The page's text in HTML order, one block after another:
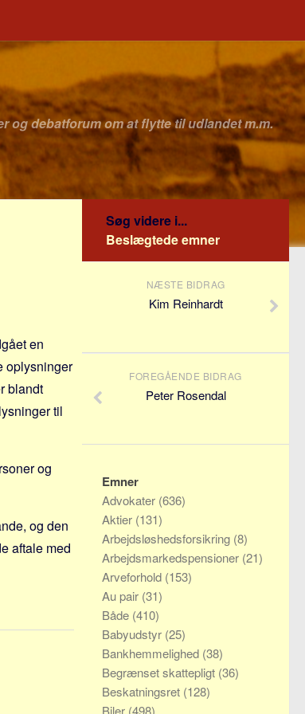
og debatforum om at flytte til udlandet m.m.
en
oplysninger
blandt
til
og
og den
aftale med
Søg videre i...
Beslægtede emner
NÆSTE BIDRAG
Kim Reinhardt
FOREGÅENDE BIDRAG
Peter Rosendal
Emner
Advokater (636)
Aktier (131)
Arbejdsløshedsforsikring (8)
Arbejdsmarkedspensioner (21)
Arveforhold (153)
Au pair (31)
Både (410)
Babyudstyr (25)
Bankhemmelighed (38)
Begrænset skattepligt (36)
Beskatningsret (128)
Biler (498)